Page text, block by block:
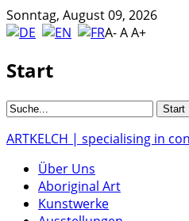
Sonntag, August 09, 2026
A-AA+
Start
ARTKELCH | specialising in
Über Uns
Aboriginal Art
Kunstwerke